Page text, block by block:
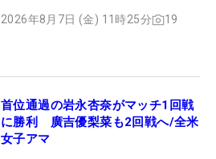
2026年8月7日 (金) 11時25分 19
首位通過の岩永杏奈がマッチ1回戦
に勝利 廣吉優梨菜も2回戦へ/全米
女子アマ